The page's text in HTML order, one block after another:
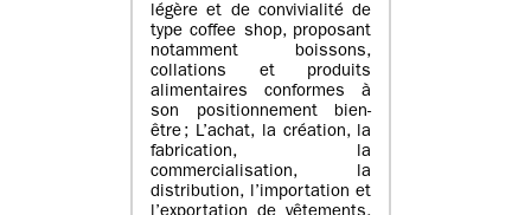
légère et de convivialité de
type coffee shop, proposant
notamment boissons,
collations et produits
alimentaires conformes à
son positionnement bien-
être ; L’achat, la création, la
fabrication, la
commercialisation, la
distribution, l’importation et